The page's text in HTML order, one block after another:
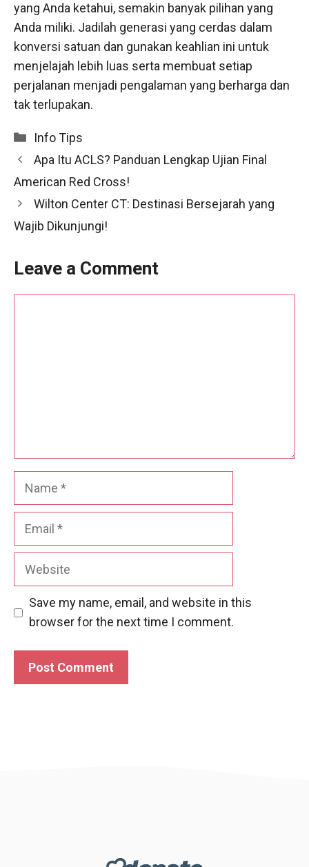
yang Anda ketahui, semakin banyak pilihan yang
Anda miliki. Jadilah generasi yang cerdas dalam
konversi satuan dan gunakan keahlian ini untuk
menjelajah lebih luas serta membuat setiap
perjalanan menjadi pengalaman yang berharga dan
tak terlupakan.
Categories
Info Tips
Apa Itu ACLS? Panduan Lengkap Ujian Final
American Red Cross!
Wilton Center CT: Destinasi Bersejarah yang
Wajib Dikunjungi!
Leave a Comment
Website
Save my name, email, and website in this
browser for the next time I comment.